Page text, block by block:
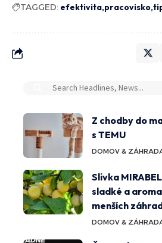
TAGGED: efektivita pracovisko
Z chodby do
s TEMU
DOMOV &
Slivka
sladké a
menších
DOMOV &